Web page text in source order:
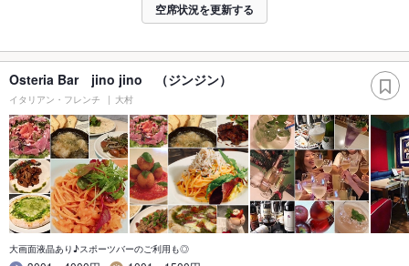
空席状況を更新する
Osteria Bar jino jino （ジンジン）
イタリアン・フレンチ 大村
大画面液晶あり♪スポーツバーのご利用も◎